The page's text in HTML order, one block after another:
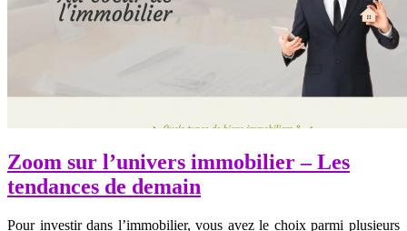
Zoom sur l’univers immobilier – Les
tendances de demain
Pour investir dans l’immobilier, vous avez le choix parmi plusieurs